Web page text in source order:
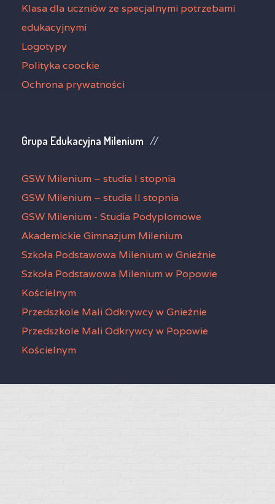
Klasa dla uczniów ze specjalnymi potrzebami
edukacyjnymi
Logotypy
Polityka coockie
Ochrona prywatności
Grupa Edukacyjna Milenium
GSW Milenium – studia I stopnia
GSW Milenium – studia II stopnia
GSW Milenium - Studia Podyplomowe
Akademickie Gimnazjum Milenium
Szkoła Podstawowa Milenium w Gnieźnie
Szkoła Podstawowa Milenium w Popowie
Kościelnym
Przedszkole Mali Odkrywcy w Gnieźnie
Przedszkole Mali Odkrywcy w Popowie
Kościelnym